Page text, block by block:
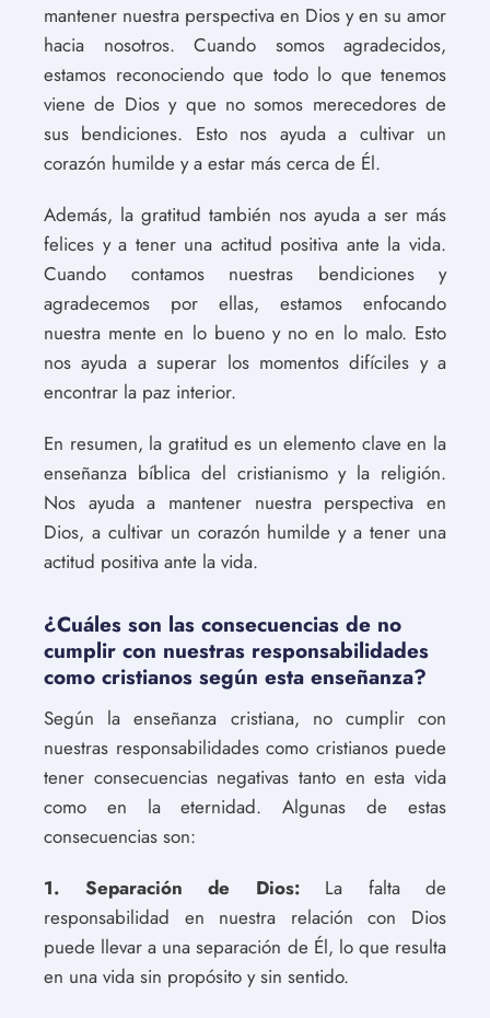
mantener nuestra perspectiva en Dios y en su amor
hacia nosotros. Cuando somos agradecidos,
estamos reconociendo que todo lo que tenemos
viene de Dios y que no somos merecedores de
sus bendiciones. Esto nos ayuda a cultivar un
corazón humilde y a estar más cerca de Él.
Además, la gratitud también nos ayuda a ser más
felices y a tener una actitud positiva ante la vida.
Cuando contamos nuestras bendiciones y
agradecemos por ellas, estamos enfocando
nuestra mente en lo bueno y no en lo malo. Esto
nos ayuda a superar los momentos difíciles y a
encontrar la paz interior.
En resumen, la gratitud es un elemento clave en la
enseñanza bíblica del cristianismo y la religión.
Nos ayuda a mantener nuestra perspectiva en
Dios, a cultivar un corazón humilde y a tener una
actitud positiva ante la vida.
¿Cuáles son las consecuencias de no
cumplir con nuestras responsabilidades
como cristianos según esta enseñanza?
Según la enseñanza cristiana, no cumplir con
nuestras responsabilidades como cristianos puede
tener consecuencias negativas tanto en esta vida
como en la eternidad. Algunas de estas
consecuencias son:
1. Separación de Dios:La falta de
responsabilidad en nuestra relación con Dios
puede llevar a una separación de Él, lo que resulta
en una vida sin propósito y sin sentido.